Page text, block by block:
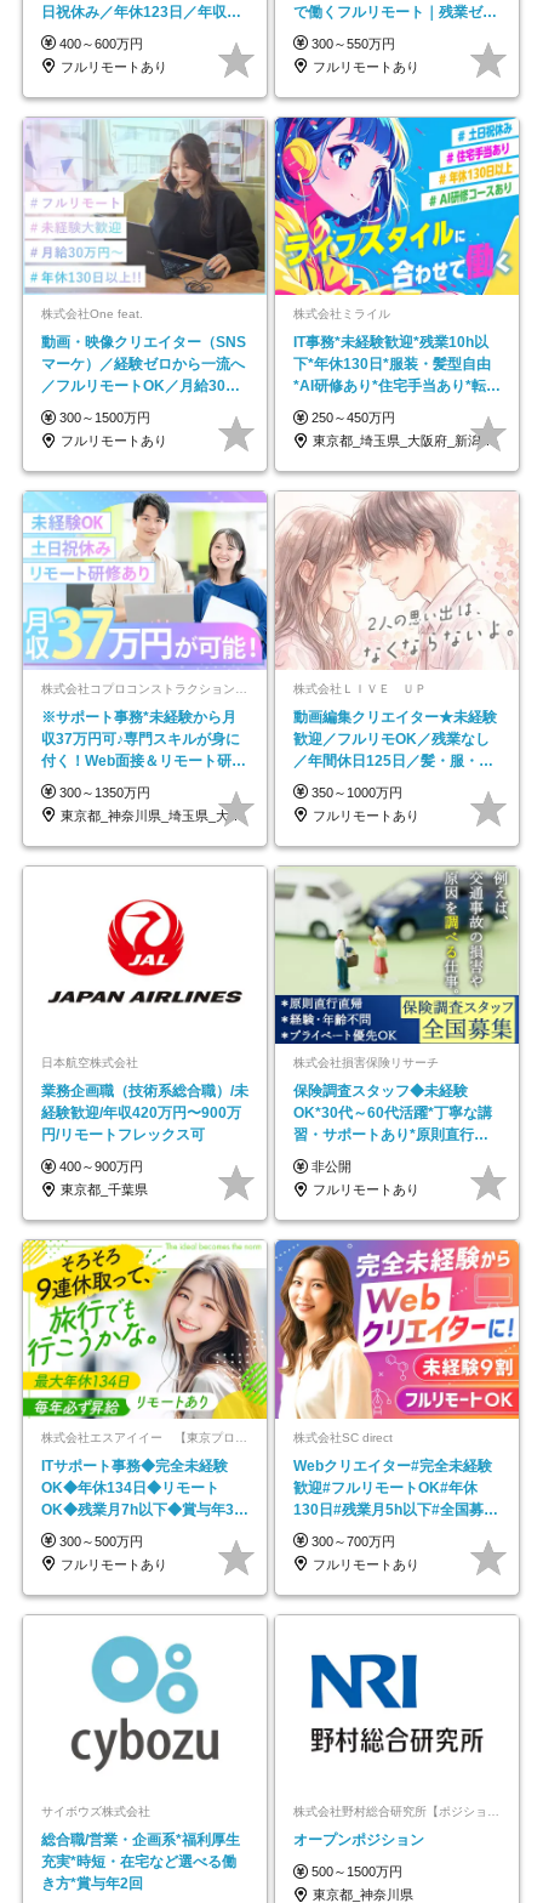
日祝休み／年休123日／年収
600万円可
400～600万円
フルリモートあり
で働くフルリモート｜残業ゼロ
で18時退勤◎
300～550万円
フルリモートあり
株式会社One feat.
動画・映像クリエイター（SNS
マーケ）／経験ゼロから一流へ
／フルリモートOK／月給30万
円～／年休130日以上
300～1500万円
フルリモートあり
株式会社ミライル
IT事務*未経験歓迎*残業10h以
下*年休130日*服装・髪型自由
*AI研修あり*住宅手当あり*転勤
なし
250～450万円
東京都_埼玉県_大阪府_新潟県_福岡県
※サポート事務*未経験から月
収37万円可♪専門スキルが身に
付く！Web面接＆リモート研修
も充実♪/a
300～1350万円
東京都_神奈川県_埼玉県_大阪府_愛知県…
株式会社ＬＩＶＥ ＵＰ
動画編集クリエイター★未経験
歓迎／フルリモOK／残業なし
／年間休日125日／髪・服・ネ
イル自由／研修充実で安心
350～1000万円
フルリモートあり
日本航空株式会社
業務企画職（技術系総合職）/未
経験歓迎/年収420万円〜900万
円/リモートフレックス可
400～900万円
東京都_千葉県
株式会社損害保険リサーチ
保険調査スタッフ◆未経験
OK*30代～60代活躍*丁寧な講
習・サポートあり*原則直行直
帰／全国募集・業務委託
非公開
フルリモートあり
ITサポート事務◆完全未経験
OK◆年休134日◆リモート
OK◆残業月7h以下◆賞与年3回
◆5年目まで必ず昇給
300～500万円
フルリモートあり
株式会社SC direct
Webクリエイター#完全未経験
歓迎#フルリモートOK#年休
130日#残業月5h以下#全国募集
#最大1年の研修
300～700万円
フルリモートあり
サイボウズ株式会社
総合職/営業・企画系*福利厚生
充実*時短・在宅など選べる働
き方*賞与年2回
オープンポジション
500～1500万円
東京都_神奈川県